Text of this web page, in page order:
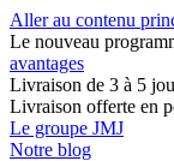
Aller au contenu
Le nouveau
avantages
Livraison de 3 à 5
Livraison offerte en
Le groupe JMJ
Notre blog